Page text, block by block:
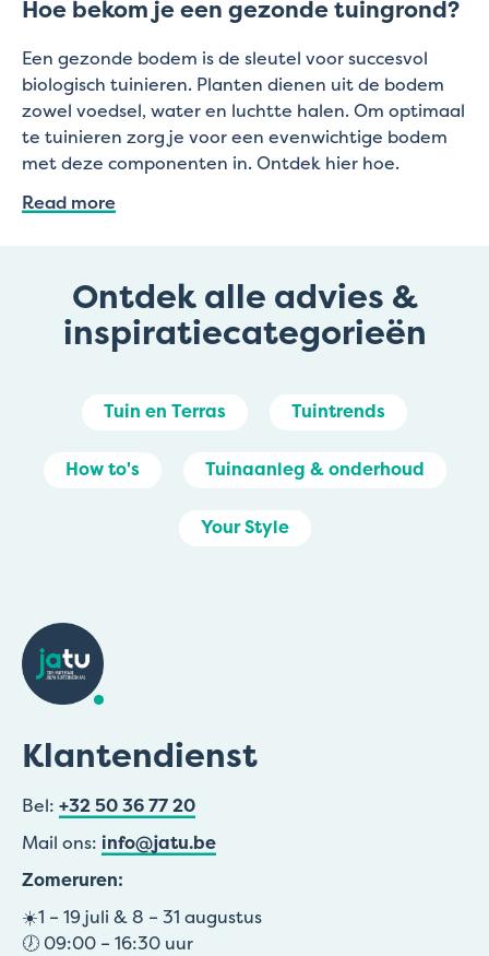
Hoe bekom je een gezonde tuingrond?
Een gezonde bodem is de sleutel voor succesvol
biologisch tuinieren. Planten dienen uit de bodem
zowel voedsel, water en luchtte halen. Om optimaal
te tuinieren zorg je voor een evenwichtige bodem
met deze componenten in. Ontdek hier hoe.
Read more
Ontdek alle advies &
inspiratiecategorieën
Tuin en Terras Tuintrends
How to's Tuinaanleg & onderhoud
Your Style
Klantendienst
Bel: +32 50 36 77 20
Mail ons: info@jatu.be
Zomeruren:
☀️1 – 19 juli & 8 – 31 augustus
🕖 09:00 – 16:30 uur